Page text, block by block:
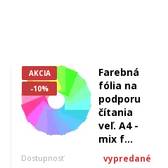
AKCIA
-10%
Farebná
fólia na
podporu
čítania
veľ. A4 -
mix f...
Dostupnosť vypredané